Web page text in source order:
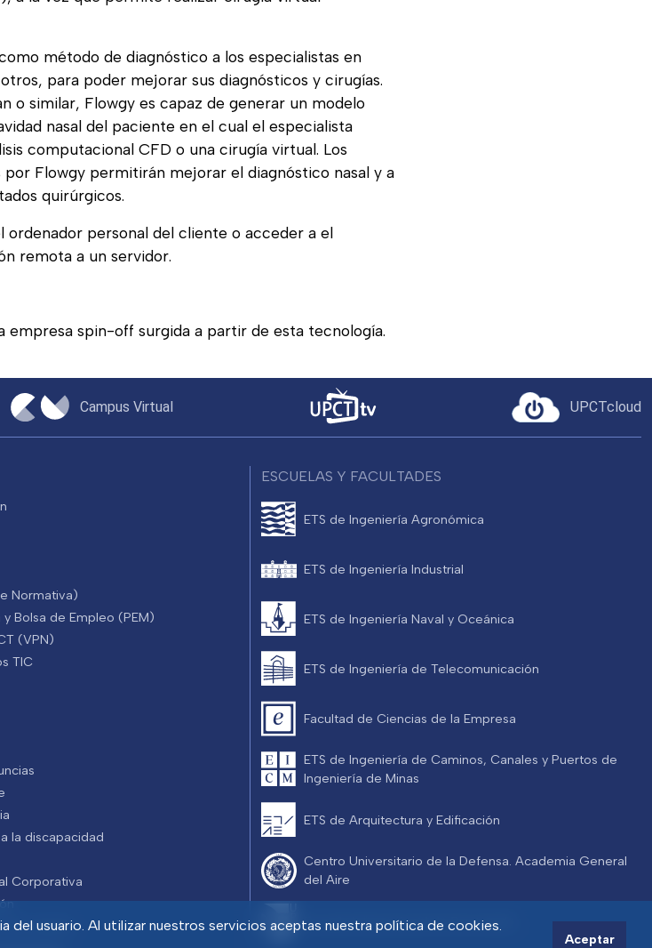
del usuario. Al utilizar nuestros servicios aceptas nuestra política de cookies.
Aceptar
método de diagnóstico a los especialistas en
para poder mejorar sus diagnósticos y cirugías.
o similar, Flowgy es capaz de generar un modelo
nasal del paciente en el cual el especialista
computacional CFD o una cirugía virtual. Los
por Flowgy permitirán mejorar el diagnóstico nasal y a
quirúrgicos.
ordenador personal del cliente o acceder a el
remota a un servidor.
empresa spin-off surgida a partir de esta tecnología.
Campus Virtual UPCTcloud
Normativa)
Bolsa de Empleo (PEM)
(VPN)
TIC
la discapacidad
Corporativa
de cuentas
ESCUELAS Y FACULTADES
ETS de Ingeniería Agronómica
ETS de Ingeniería Industrial
ETS de Ingeniería Naval y Oceánica
ETS de Ingeniería de Telecomunicación
Facultad de Ciencias de la Empresa
ETS de Ingeniería de Caminos, Canales y Puertos de
Ingeniería de Minas
ETS de Arquitectura y Edificación
Centro Universitario de la Defensa. Academia General
del Aire
Escuela Internacional de Doctorado